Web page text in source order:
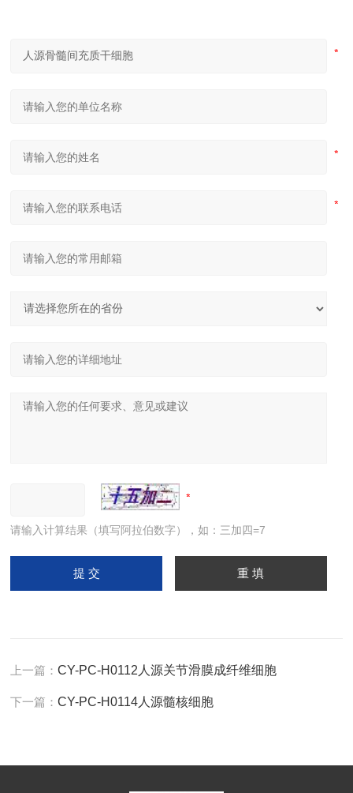
请输入计算结果（填写阿拉伯数字），如：三加四=7
上一篇：CY-PC-H0112人源关节滑膜成纤维细胞
下一篇：CY-PC-H0114人源髓核细胞